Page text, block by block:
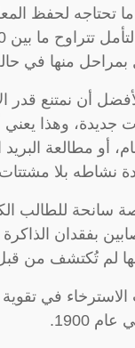
ما تحتاجه لحفظ
منها في
أن نمتنع قدر
جديدة، وهذا
أو مطالعة
نشاطه بلا
سانحة للطالب
بفقدان
لم تُكتشف من
في تقوية
1900.